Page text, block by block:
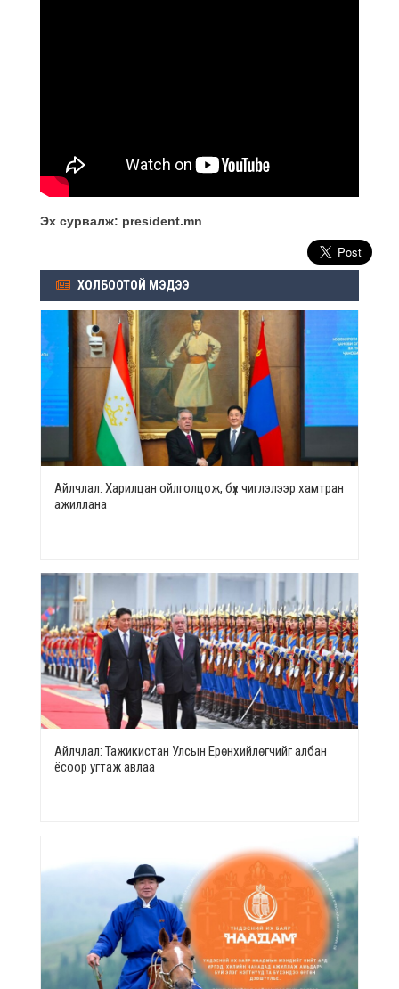
Эх сурвалж: president.mn
ХОЛБООТОЙ МЭДЭЭ
Айлчлал: Харилцан ойлголцож, бүх чиглэлээр хамтран
ажиллана
Айлчлал: Тажикистан Улсын Ерөнхийлөгчийг албан
ёсоор угтаж авлаа